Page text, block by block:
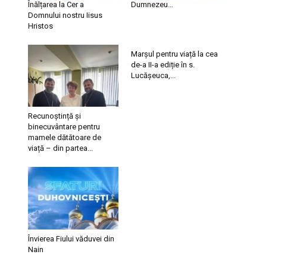
Înălțarea la Cer a
Domnului nostru Iisus
Hristos
Dumnezeu…
Recunoștință și
binecuvântare pentru
mamele dătătoare de
viață – din partea...
Marșul pentru viață la cea
de-a II-a ediție în s.
Lucășeuca,...
Învierea Fiului văduvei din
Nain